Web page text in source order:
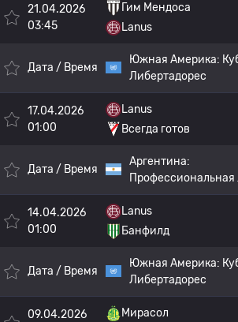
21.04.2026
03:45
Гим Мендоса
Lanus
Дата / Время
Южная Америка:
Либертадорес
17.04.2026
01:00
Lanus
Всегда готов
Дата / Время
Аргентина:
Профессиональная
14.04.2026
01:00
Lanus
Банфилд
Дата / Время
Южная Америка:
Либертадорес
09.04.2026
Мирасол